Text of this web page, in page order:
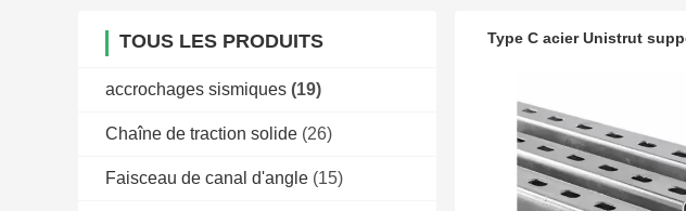
TOUS LES PRODUITS
accrochages sismiques (19)
Chaîne de traction solide (26)
Faisceau de canal d'angle (15)
Type C acier Unistrut